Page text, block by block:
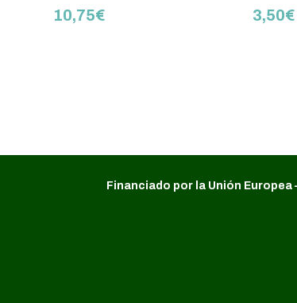
10,75€ 3,50€
Financiado por la Unión Europea